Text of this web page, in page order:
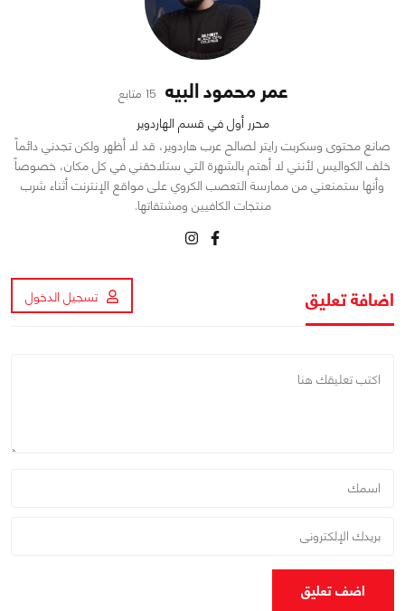
عمر محمود البيه 15 متابع
محرر أول في قسم الهاردوير
صانع محتوى وسكربت رايتر لصالح عرب هاردوير، قد لا أظهر ولكن تجدني دائماً
خلف الكواليس لأنني لا أهتم بالشهرة التي ستلاحقني في كل مكان، خصوصاً
وأنها ستمنعني من ممارسة التعصب الكروي على مواقع الإنترنت أثناء شرب
منتجات الكافيين ومشتقاتها.
اضافة تعليق تسجيل الدخول
اضف تعليق